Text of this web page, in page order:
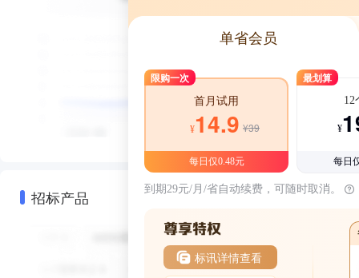
招标产品
单省会员
限购一次
首月试用
¥14.9 ¥39
每日仅0.48元
最划算
12
¥
每日
到期29元/月/省自动续费，可随时取消。
标讯详情查看